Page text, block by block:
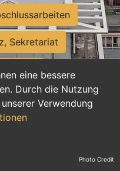
eine bessere
Durch die Nutzung
Verwendung
Sekretariat
Ausbildung
Photo Credit